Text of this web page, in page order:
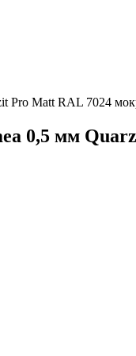
Pro Matt RAL 7024
0,5 мм